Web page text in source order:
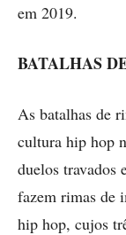
em 2019.
BATALHAS
As batalhas de
cultura hip hop
duelos travados
fazem rimas de
hip hop, cujos